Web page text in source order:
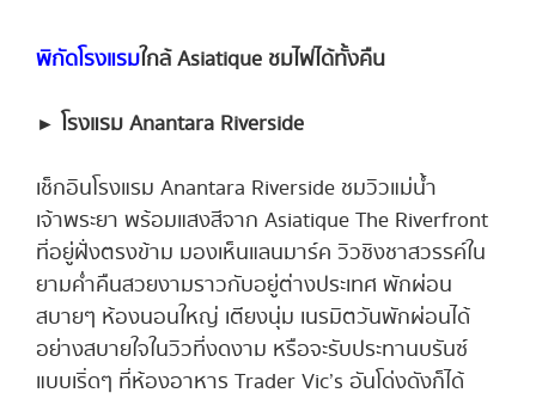
พิกัดโรงแรมใกล้ Asiatique ชมไฟได้ทั้งคืน
► โรงแรม Anantara Riverside
เช็กอินโรงแรม Anantara Riverside ชมวิวแม่น้ำ
เจ้าพระยา พร้อมแสงสีจาก Asiatique The Riverfront
ที่อยู่ฝั่งตรงข้าม มองเห็นแลนมาร์ค วิวชิงชาสวรรค์ใน
ยามค่ำคืนสวยงามราวกับอยู่ต่างประเทศ พักผ่อน
สบายๆ ห้องนอนใหญ่ เตียงนุ่ม เนรมิตวันพักผ่อนได้
อย่างสบายใจในวิวที่งดงาม หรือจะรับประทานบรันซ์
แบบเริ่ดๆ ที่ห้องอาหาร Trader Vic’s อันโด่งดังก็ได้